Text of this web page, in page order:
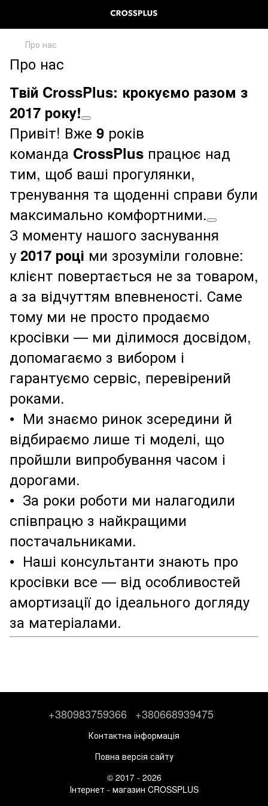
Про нас
Про нас
Твій CrossPlus: крокуємо разом з
2017 року!
Привіт! Вже 9 років
команда CrossPlus працює над
тим, щоб ваші прогулянки,
тренування та щоденні справи були
максимально комфортними.
З моменту нашого заснування
у 2017 році ми зрозуміли головне:
клієнт повертається не за товаром,
а за відчуттям впевненості. Саме
тому ми не просто продаємо
кросівки — ми ділимося досвідом,
допомагаємо з вибором і
гарантуємо сервіс, перевірений
роками.
• Ми знаємо ринок зсередини й
відбираємо лише ті моделі, що
пройшли випробування часом і
дорогами.
• За роки роботи ми налагодили
співпрацю з найкращими
постачальниками.
• Наші консультанти знають про
кросівки все — від особливостей
амортизації до ідеального догляду
за матеріалами.
+380983759366 +380668939475
Контактна інформація
Повна версія сайту
© 2017 - 2026
Інтернет - магазин CROSSPLUS